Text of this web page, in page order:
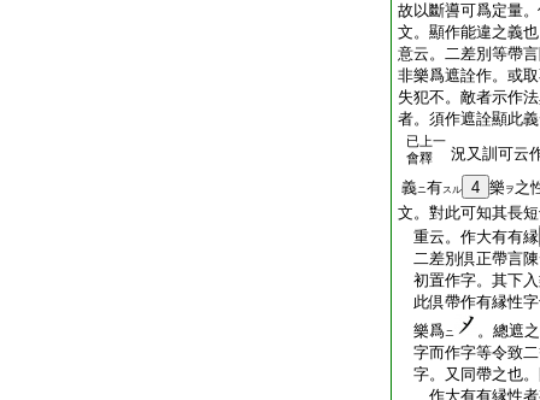
故以斷噵可爲定量
文。顯作能違之義
意云。二差別等帶
非樂爲遮詮作。或
失犯不。敵者示作
者。須作遮詮顯此
已上一
會釋
況又訓可云
義ニ有スル 4 樂ヲ 之
文。對此可知其長
重云。作大有有縁
二差別倶正帶言
初置作字。其下
此倶帶作有縁性
樂爲ニ
。總遮
字而作字等令致
字。又同帶之也
作大有有縁性者